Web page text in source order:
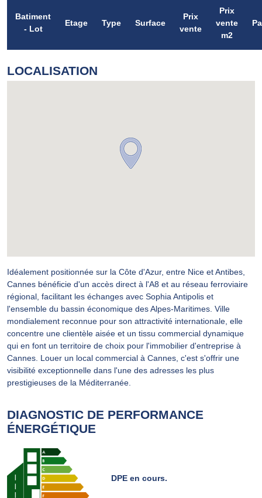
Batiment
- Lot
Etage Type Surface
Prix
vente
Prix
vente
m2
LOCALISATION
Idéalement positionnée sur la Côte d'Azur, entre Nice et Antibes,
Cannes bénéficie d'un accès direct à l'A8 et au réseau ferroviaire
régional, facilitant les échanges avec Sophia Antipolis et
l'ensemble du bassin économique des Alpes-Maritimes. Ville
mondialement reconnue pour son attractivité internationale, elle
concentre une clientèle aisée et un tissu commercial dynamique
qui en font un territoire de choix pour l'immobilier d'entreprise à
Cannes. Louer un local commercial à Cannes, c'est s'offrir une
visibilité exceptionnelle dans l'une des adresses les plus
prestigieuses de la Méditerranée.
DIAGNOSTIC DE PERFORMANCE
ÉNERGÉTIQUE
DPE en cours.